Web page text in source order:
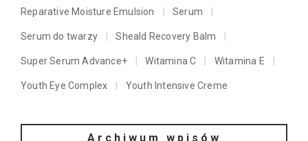
Reparative Moisture Emulsion Serum
Serum do twarzy Sheald Recovery Balm
Super Serum Advance+ Witamina C Witamina E
Youth Eye Complex Youth Intensive Creme
Archiwum wpisów